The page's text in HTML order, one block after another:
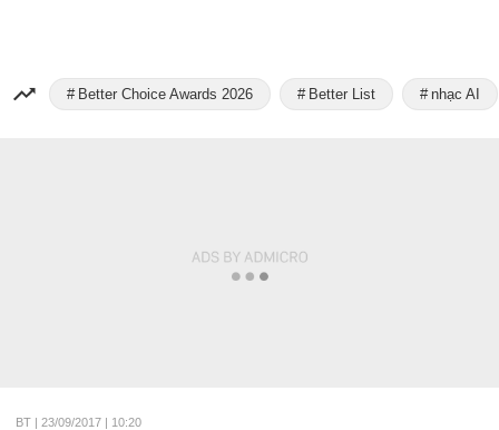
Better Choice Awards 2026 Better List nhạc AI
BT | 23/09/2017 | 10:20